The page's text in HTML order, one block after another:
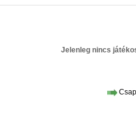
Jelenleg nincs